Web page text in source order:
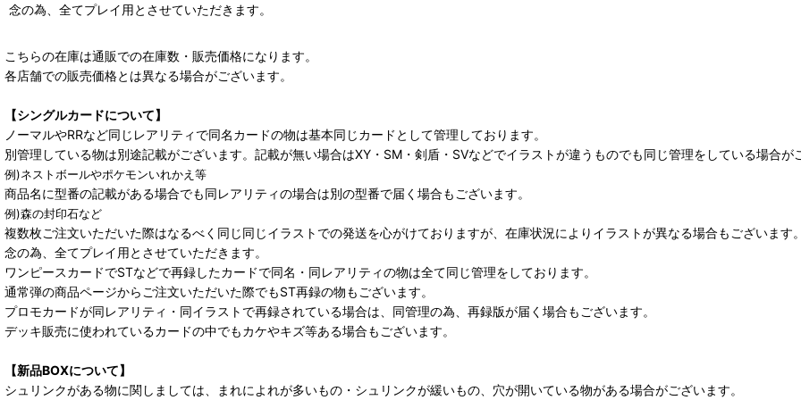
念の為、全てプレイ用とさせていただきます。
こちらの在庫は通販での在庫数・販売価格になります。
各店舗での販売価格とは異なる場合がございます。
【シングルカードについて】
ノーマルやRRなど同じレアリティで同名カードの物は基本同じカードとして管理しております。
別管理している物は別途記載がございます。記載が無い場合はXY・SM・剣盾・SVなどでイラストが違うものでも同じ管理をしている場合が
例)ネストボールやポケモンいれかえ等
商品名に型番の記載がある場合でも同レアリティの場合は別の型番で届く場合もございます。
例)森の封印石など
複数枚ご注文いただいた際はなるべく同じ同じイラストでの発送を心がけておりますが、在庫状況によりイラストが異なる場合もございます。
念の為、全てプレイ用とさせていただきます。
ワンピースカードでSTなどで再録したカードで同名・同レアリティの物は全て同じ管理をしております。
通常弾の商品ページからご注文いただいた際でもST再録の物もございます。
プロモカードが同レアリティ・同イラストで再録されている場合は、同管理の為、再録版が届く場合もございます。
デッキ販売に使われているカードの中でもカケやキズ等ある場合もございます。
【新品BOXについて】
シュリンクがある物に関しましては、まれによれが多いもの・シュリンクが緩いもの、穴が開いている物がある場合がございます。